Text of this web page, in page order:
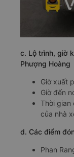
c. Lộ trình, giờ
Phượng Hoàng
Giờ xuất
Giờ đến
Thời gian
của nhà
d. Các điểm
Phan